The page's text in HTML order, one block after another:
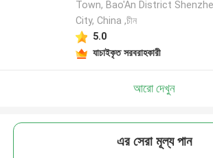
Town, Bao'An District
City, China ,চীন
5.0
যাচাইকৃত সরবরাহকারী
আরো দেখুন
এর সেরা মূল্য পান